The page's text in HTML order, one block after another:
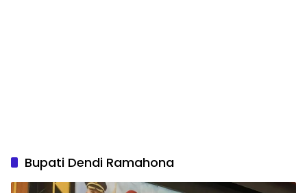
Bupati Dendi Ramahona